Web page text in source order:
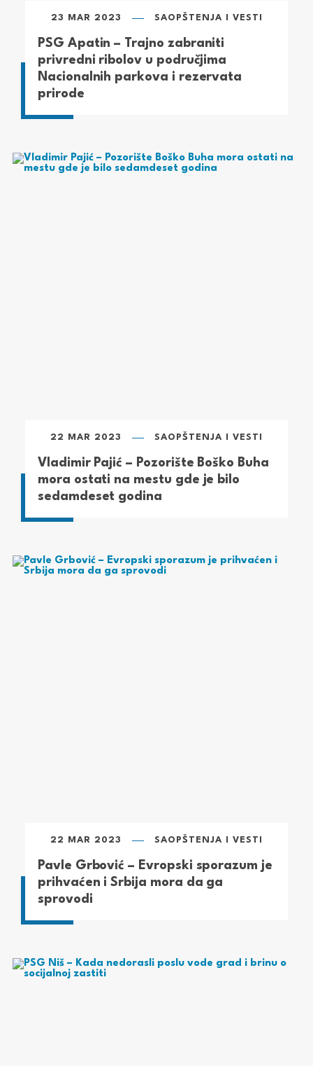
23 MAR 2023 SAOPŠTENJA I VESTI
PSG Apatin – Trajno zabraniti
privredni ribolov u područjima
Nacionalnih parkova i rezervata
prirode
22 MAR 2023 SAOPŠTENJA I VESTI
Vladimir Pajić – Pozorište Boško Buha
mora ostati na mestu gde je bilo
sedamdeset godina
22 MAR 2023 SAOPŠTENJA I VESTI
Pavle Grbović – Evropski sporazum je
prihvaćen i Srbija mora da ga
sprovodi